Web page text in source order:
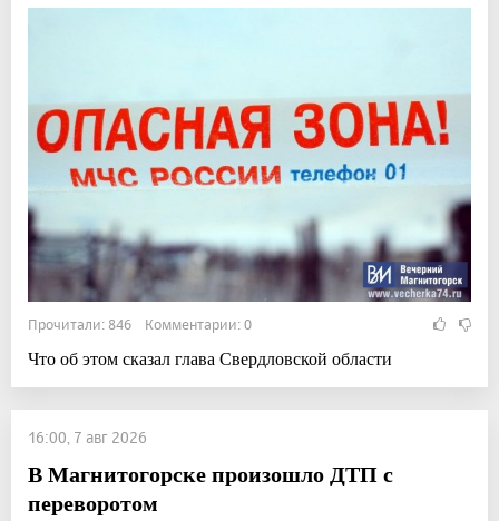
Прочитали: 846 Комментарии: 0
Что об этом сказал глава Свердловской области
16:00, 7 авг 2026
В Магнитогорске произошло ДТП с
переворотом